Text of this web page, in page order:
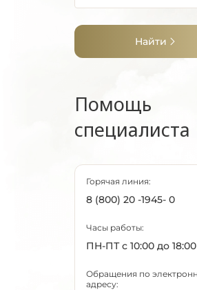
Найти
Помощь
специалиста
Горячая линия:
8 (800) 20 -1945- 0
Часы работы:
ПН-ПТ с 10:00 до 18:00
Обращения по
адресу: